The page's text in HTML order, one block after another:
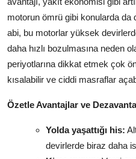
motorun ömrü gibi konularda
abi, bu motorlar yüksek
daha hızlı bozulmasına neden
periyotlarına dikkat etmek çok
kısalabilir ve ciddi masraflar
Özetle Avantajlar ve
Yolda yaşattığı his:
devirlerde biraz daha